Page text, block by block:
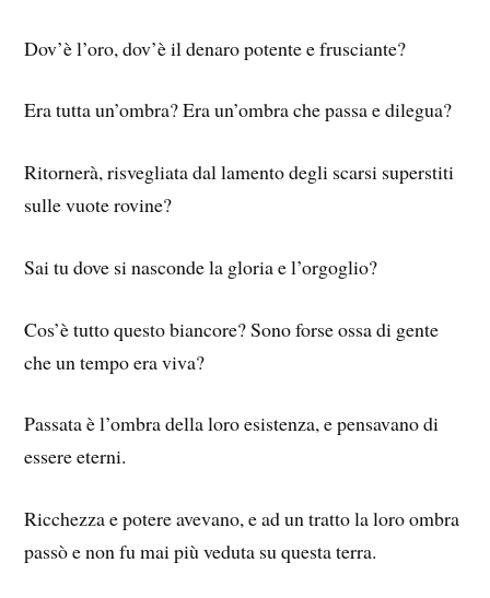
Dov’è l’oro, dov’è il denaro potente e frusciante?
Era tutta un’ombra? Era un’ombra che passa e dilegua?
Ritornerà, risvegliata dal lamento degli scarsi superstiti
sulle vuote rovine?
Sai tu dove si nasconde la gloria e l’orgoglio?
Cos’è tutto questo biancore? Sono forse ossa di gente
che un tempo era viva?
Passata è l’ombra della loro esistenza, e pensavano di
essere eterni.
Ricchezza e potere avevano, e ad un tratto la loro ombra
passò e non fu mai più veduta su questa terra.